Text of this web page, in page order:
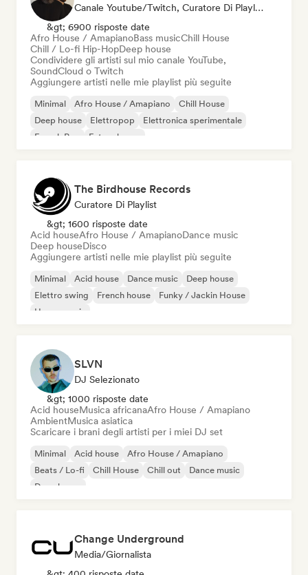
Canale Youtube/Twitch, Curatore Di Playlist
&gt; 6900 risposte date
Afro House / AmapianoBass musicChill House
Chill / Lo-fi Hip-HopDeep house
Condividere gli artisti sul mio canale YouTube,
SoundCloud o Twitch
Aggiungere artisti nelle mie playlist più seguite
Minimal Afro House / Amapiano
Chill House
Deep house
Elettropop
Elettronica sperimentale
French Pop
Future house
The Birdhouse Records
Curatore Di Playlist
&gt; 1600 risposte date
Acid houseAfro House / AmapianoDance music
Deep houseDisco
Aggiungere artisti nelle mie playlist più seguite
Minimal Acid house Dance music
Deep house
Elettro swing
French house
Funky / Jackin House
House music
SLVN
DJ Selezionato
&gt; 1000 risposte date
Acid houseMusica africanaAfro House / Amapiano
AmbientMusica asiatica
Scaricare i brani degli artisti per i miei DJ set
Minimal Acid house
Afro House / Amapiano
Beats / Lo-fi
Chill House Chill out
Dance music
Deep house
Change Underground
Media/Giornalista